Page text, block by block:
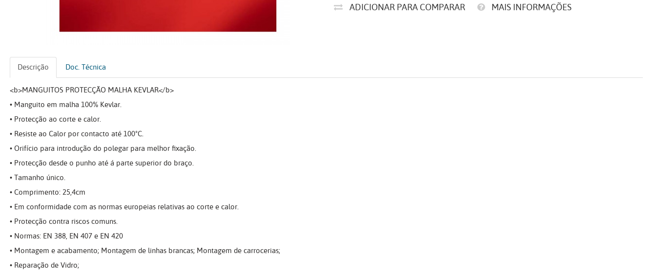
ADICIONAR PARA COMPARAR MAIS INFORMAÇÕES
Descrição Doc. Técnica
<b>MANGUITOS PROTECÇÃO MALHA KEVLAR</b>
• Manguito em malha 100% Kevlar.
• Protecção ao corte e calor.
• Resiste ao Calor por contacto até 100ºC.
• Orifício para introdução do polegar para melhor fixação.
• Protecção desde o punho até á parte superior do braço.
• Tamanho único.
• Comprimento: 25,4cm
• Em conformidade com as normas europeias relativas ao corte e calor.
• Protecção contra riscos comuns.
• Normas: EN 388, EN 407 e EN 420
• Montagem e acabamento; Montagem de linhas brancas; Montagem de carrocerias;
• Reparação de Vidro;